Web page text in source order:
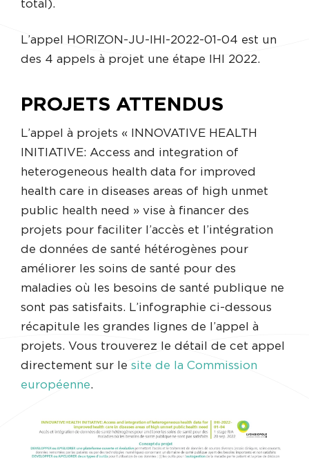
total).
L’appel HORIZON-JU-IHI-2022-01-04 est un
des 4 appels à projet une étape IHI 2022.
PROJETS ATTENDUS
L’appel à projets « INNOVATIVE HEALTH
INITIATIVE: Access and integration of
heterogeneous health data for improved
health care in diseases areas of high unmet
public health need » vise à financer des
projets pour faciliter l’accès et l’intégration
de données de santé hétérogènes pour
améliorer les soins de santé pour des
maladies où les besoins de santé publique ne
sont pas satisfaits. L’infographie ci-dessous
récapitule les grandes lignes de l’appel à
projets. Vous trouverez le détail de cet appel
directement sur le site de la Commission
européenne.